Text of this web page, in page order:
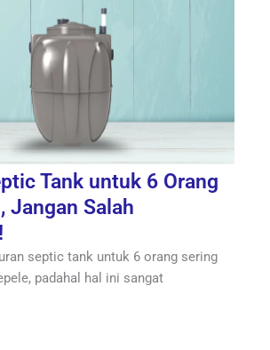
Tank untuk 6 Orang
Jangan Salah
septic tank untuk 6 orang sering
padahal hal ini sangat